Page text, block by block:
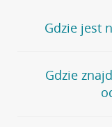
Gdzie jest
Jeśli szukasz
stronęPlacówki i
wygodna
Gdzie